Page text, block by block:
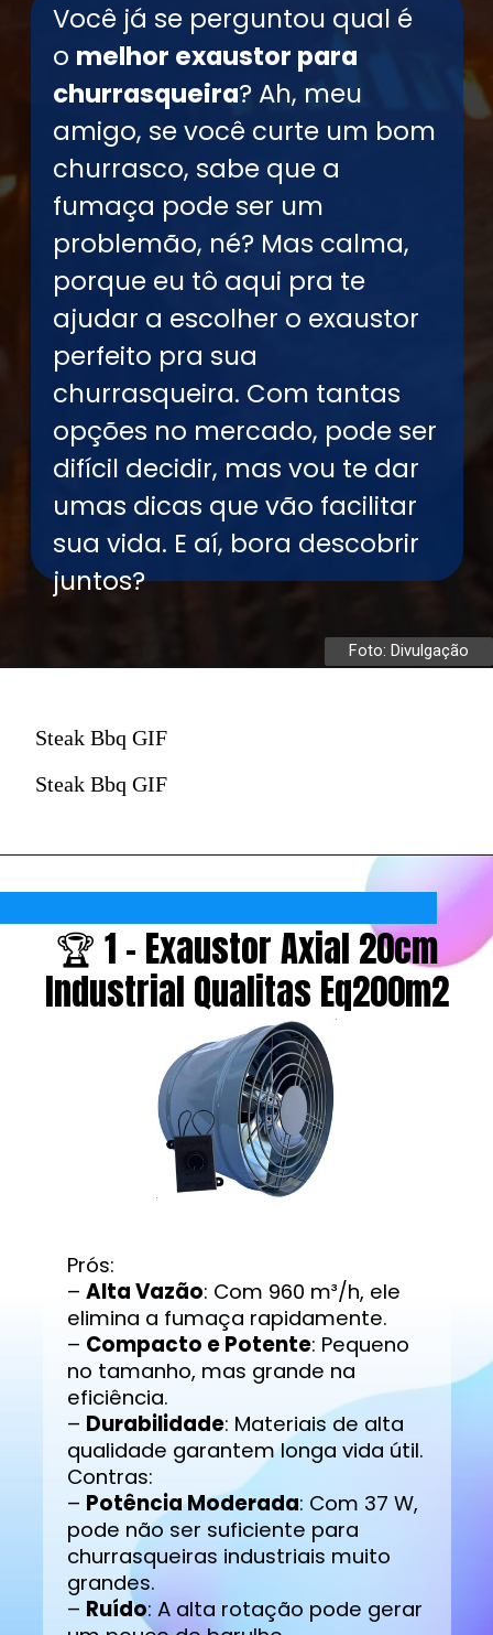
Você já se perguntou qual é
o melhor exaustor para
churrasqueira? Ah, meu
amigo, se você curte um bom
churrasco, sabe que a
fumaça pode ser um
problemão, né? Mas calma,
porque eu tô aqui pra te
ajudar a escolher o exaustor
perfeito pra sua
churrasqueira. Com tantas
opções no mercado, pode ser
difícil decidir, mas vou te dar
umas dicas que vão facilitar
sua vida. E aí, bora descobrir
juntos?
Foto: Divulgação
Steak Bbq GIF
Steak Bbq GIF
🏆 1 - Exaustor Axial 20cm
Industrial Qualitas Eq200m2
Prós:
– Alta Vazão: Com 960 m³/h, ele
elimina a fumaça rapidamente.
– Compacto e Potente: Pequeno
no tamanho, mas grande na
eficiência.
– Durabilidade: Materiais de alta
qualidade garantem longa vida útil.
Contras:
– Potência Moderada: Com 37 W,
pode não ser suficiente para
churrasqueiras industriais muito
grandes.
– Ruído: A alta rotação pode gerar